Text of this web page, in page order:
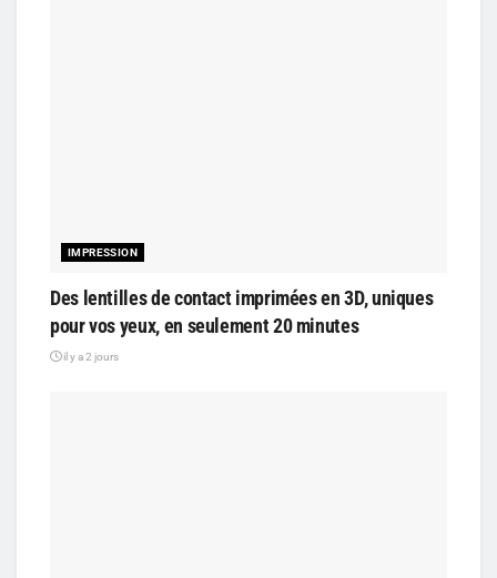
IMPRESSION
Des lentilles de contact imprimées en 3D, uniques
pour vos yeux, en seulement 20 minutes
il y a 2 jours